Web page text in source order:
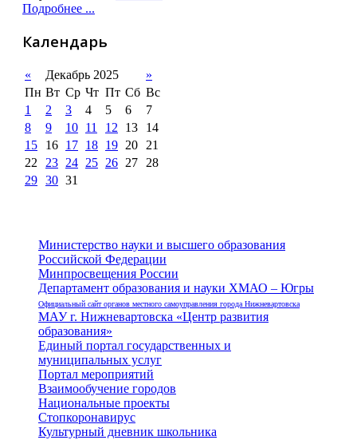
Подробнее ...
Календарь
« Декабрь 2025
»
Пн Вт Ср Чт Пт Сб Вс
1
2 3 4 5 6
7
8
9 10 11 12 13
14
15
16 17 18 19 20
21
22
23 24 25 26 27
28
29 30 31
Министерство науки и высшего образования
Российской Федерации
Минпросвещения России
Департамент образования и науки ХМАО – Югры
Официальный сайт органов местного самоуправления города Нижневартовска
МАУ г. Нижневартовска «Центр развития
образования»
Единый портал государственных и
муниципальных услуг
Портал мероприятий
Взаимообучение городов
Национальные проекты
Стопкоронавирус
Культурный дневник школьника